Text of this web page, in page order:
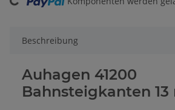
Beschreibung
Auhagen 41200
Bahnsteigkanten 13